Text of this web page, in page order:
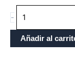
-
UNISEX
TEÑO
DIAS
cantidade
Añadir al